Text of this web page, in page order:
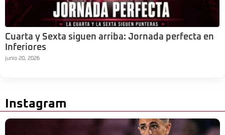
Cuarta y Sexta siguen arriba: Jornada perfecta en
Inferiores
junio 20, 2026
Instagram